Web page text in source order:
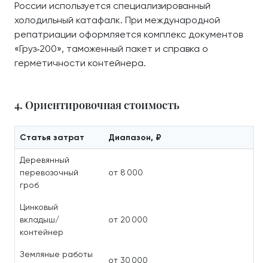
России используется специализированный
холодильный катафалк. При международной
репатриации оформляется комплекс документов
«Груз‑200», таможенный пакет и справка о
герметичности контейнера.
4. Ориентировочная стоимость
Статья затрат Диапазон, ₽
Деревянный
перевозочный
гроб
от 8 000
Цинковый
вкладыш/
контейнер
от 20 000
Земляные работы
от 30 000